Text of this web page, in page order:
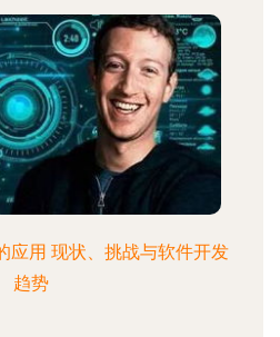
应用 现状、挑战与软件开发
趋势